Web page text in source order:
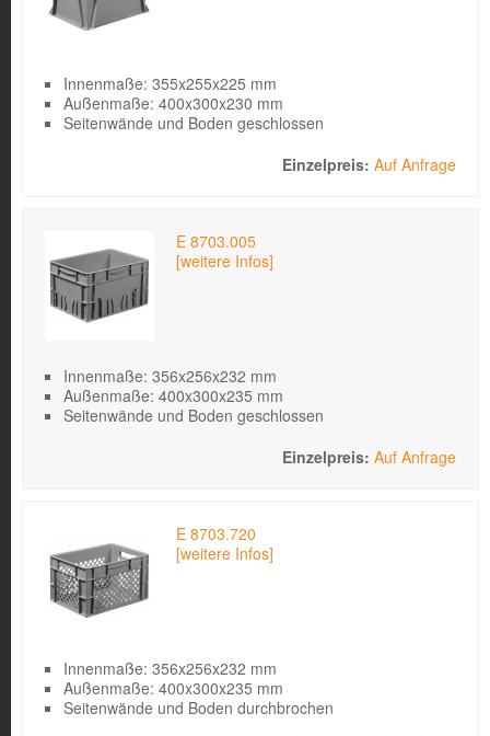
Innenmaße: 355x255x225 mm
Außenmaße: 400x300x230 mm
Seitenwände und Boden geschlossen
Auf Anfrage
E 8703.005
[weitere Infos]
Innenmaße: 356x256x232 mm
Außenmaße: 400x300x235 mm
Seitenwände und Boden geschlossen
Auf Anfrage
E 8703.720
[weitere Infos]
Innenmaße: 356x256x232 mm
Außenmaße: 400x300x235 mm
Seitenwände und Boden durchbrochen